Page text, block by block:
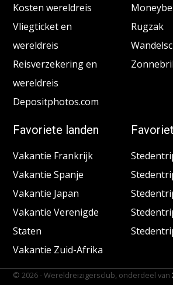
Kosten wereldreis
Vliegticket en
wereldreis
Reisverzekering en
wereldreis
Depositphotos.com
Rugzak
Zonnebril
Favoriete landen
Vakantie Frankrijk
Vakantie Spanje
Vakantie Japan
Vakantie Verenigde
Staten
Vakantie Zuid-Afrika
© 2026 - Wereldreizigersclub, onderdeel van